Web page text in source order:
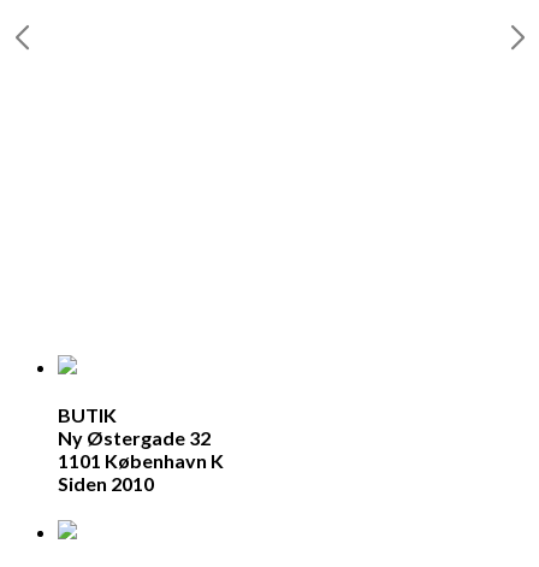
BUTIK
Ny Østergade 32
1101 København K
Siden 2010